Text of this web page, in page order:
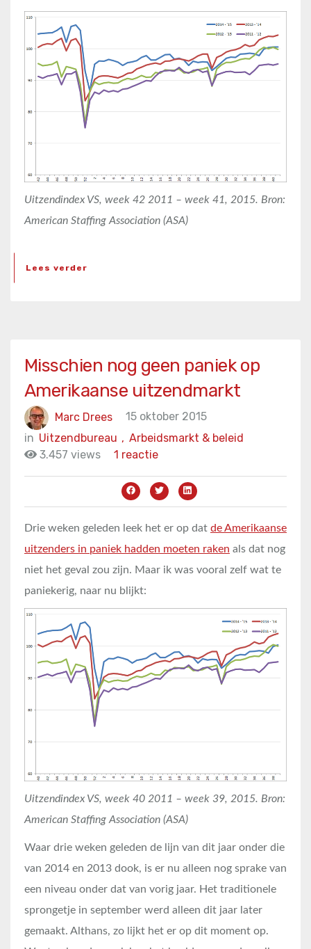
Uitzendindex VS, week 42 2011 – week 41, 2015. Bron:
American Staffing Association (ASA)
Lees verder
Misschien nog geen paniek op
Amerikaanse uitzendmarkt
Marc Drees
15 oktober 2015
in
Arbeidsmarkt & beleid
Uitzendbureau ,
3.457 views
1 reactie
Drie weken geleden leek het er op dat de Amerikaanse
uitzenders in paniek hadden moeten raken als dat nog
niet het geval zou zijn. Maar ik was vooral zelf wat te
paniekerig, naar nu blijkt:
Uitzendindex VS, week 40 2011 – week 39, 2015. Bron:
American Staffing Association (ASA)
Waar drie weken geleden de lijn van dit jaar onder die
van 2014 en 2013 dook, is er nu alleen nog sprake van
een niveau onder dat van vorig jaar. Het traditionele
sprongetje in september werd alleen dit jaar later
gemaakt. Althans, zo lijkt het er op dit moment op.